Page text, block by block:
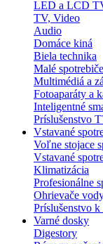
LED a LCD
TV, Video
Audio
Domáce kiná
Biela technika
Malé spotrebiče
Multimédiá a
Fotoaparáty a
Inteligentné
Príslušenstvo
Vstavané
Voľne stojace
Vstavané
Klimatizácia
Profesionálne
Ohrievače
Príslušenstvo
Varné dosky
Digestory